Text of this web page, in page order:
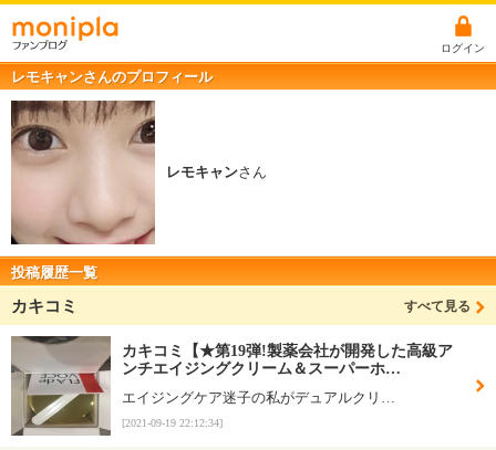
ログイン
レモキャンさんのプロフィール
レモキャンさん
投稿履歴一覧
カキコミ すべて見る
カキコミ【★第19弾!製薬会社が開発した高級ア
ンチエイジングクリーム＆スーパーホ…
エイジングケア迷子の私がデュアルクリ…
[2021-09-19 22:12:34]